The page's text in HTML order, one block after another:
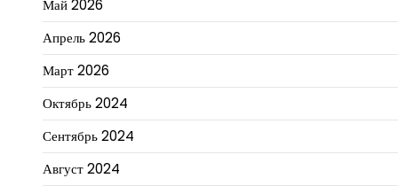
Май 2026
Апрель 2026
Март 2026
Октябрь 2024
Сентябрь 2024
Август 2024